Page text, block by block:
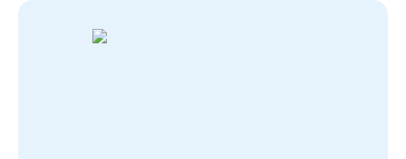
108-26-32 или 8 (800) 511-73-19. Мы с удовольствием
ответим на все интересующие вопросы о покупке